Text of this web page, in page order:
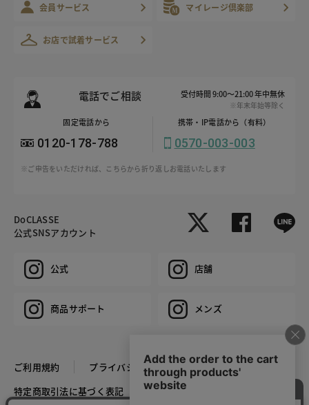
会員サービス マイレージ倶楽部
お店で試着サービス
電話でご相談 受付時間 9:00～21:00 年中無休
※年末年始等除く
固定電話から
0120-178-788
携帯・IP電話から（有料）
0570-003-003
※ご申告をいただければ、こちらから折り返しお電話いたします
DoCLASSE
公式SNSアカウント
公式 店舗
商品サポート メンズ
ご利用規約
プライバシーポリシー
特定商取引法に基づく表記
推奨環境